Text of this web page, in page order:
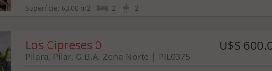
Superficie: 63,00 m2 2 2
Los Cipreses 0 U$S
Pilara, Pilar, G.B.A. Zona Norte | PIL0375